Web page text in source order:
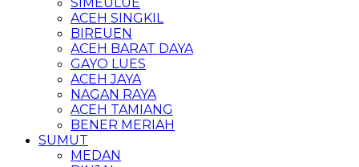
ACEH SINGKIL
BIREUEN
ACEH BARAT DAYA
GAYO LUES
ACEH JAYA
NAGAN RAYA
ACEH TAMIANG
BENER MERIAH
SUMUT
MEDAN